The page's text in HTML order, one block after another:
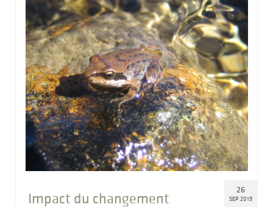
26
SEP 2019
Impact du changement